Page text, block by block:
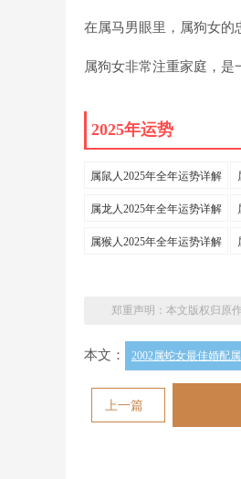
在属马男眼里，属狗女的
属狗女非常注重家庭，是
2025年运势
属鼠人2025年全年运势详解
属龙人2025年全年运势详解
属猴人2025年全年运势详解
郑重声明：本文版权归原
本文： 2002属蛇女最佳婚配
上一篇